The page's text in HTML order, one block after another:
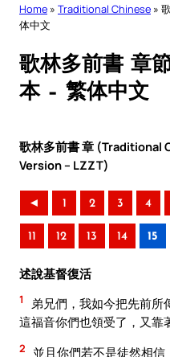
Home » Traditional Chinese »
体中文
歌林多前書 章
本 – 繁体中文
歌林多前書 章 (Traditional
Version – LZZT)
◄ 1 2 3 4
11 12 13 14 15
述說基督復活
1
弟兄們，我如今把先前所
這福音你們也領受了，又靠
2
並且你們若不是徒然相